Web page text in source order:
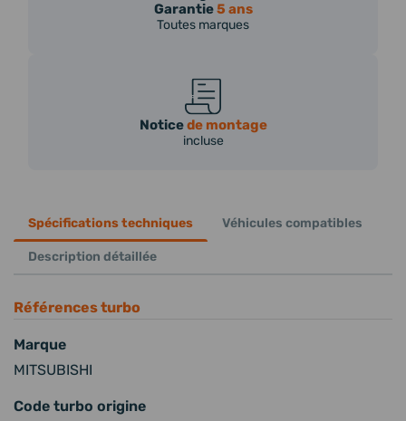
Garantie5 ans
Toutes marques
Noticede montage
incluse
Spécifications techniques Véhicules compatibles
Description détaillée
Références turbo
Marque
MITSUBISHI
Code turbo origine